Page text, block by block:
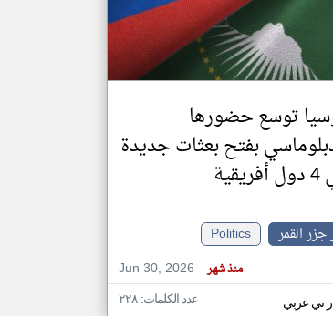
تغيير الدولة
اخبار جزر القمر على مدار الساعة
أهم اخبار جزر القمر العاجلة والمباشرة
توسع حضورها
بفتح بعثات جديدة
جزر القمر
Politics
Jun 30, 2026
منذ شهر
تي عربي عدد الكلمات: ٢٢٨
klyoum.com